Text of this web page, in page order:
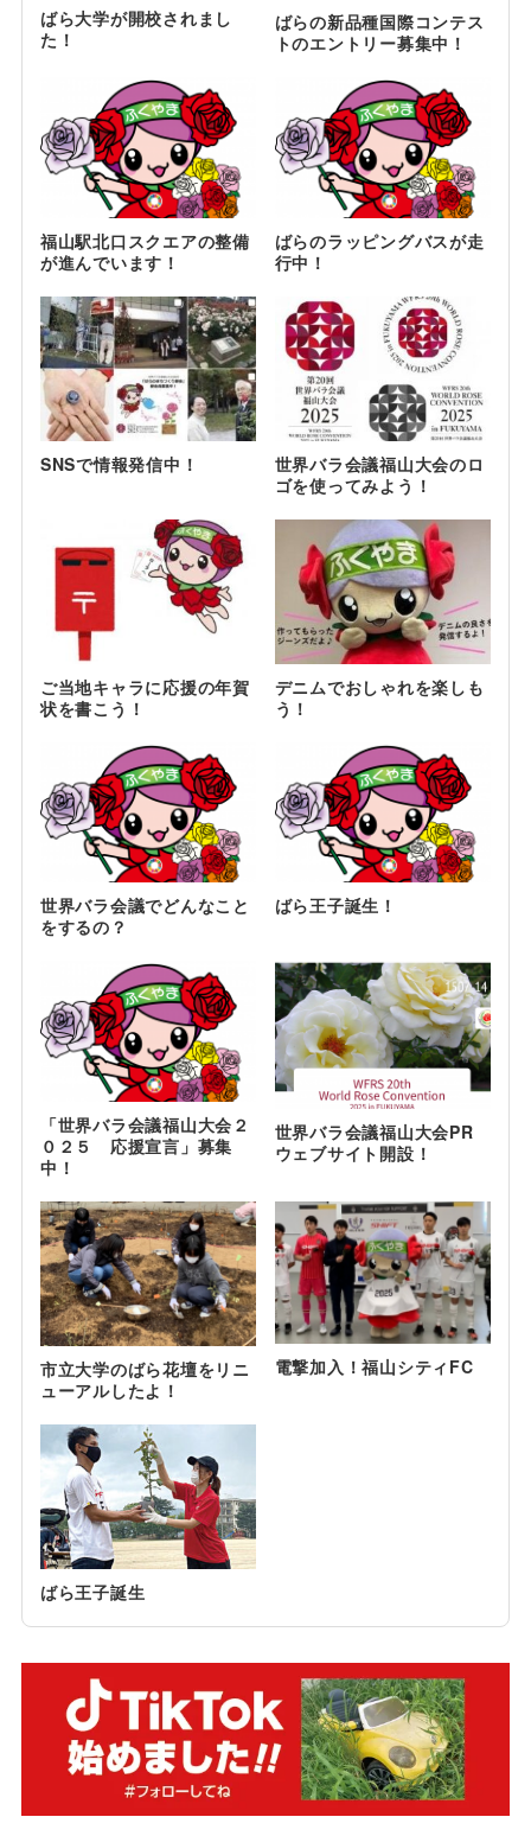
ばら大学が開校されまし
た！
ばらの新品種国際コンテス
トのエントリー募集中！
福山駅北口スクエアの整備
が進んでいます！
ばらのラッピングバスが走
行中！
SNSで情報発信中！
世界バラ会議福山大会のロ
ゴを使ってみよう！
ご当地キャラに応援の年賀
状を書こう！
デニムでおしゃれを楽しも
う！
世界バラ会議でどんなこと
をするの？
ばら王子誕生！
「世界バラ会議福山大会２
０２５ 応援宣言」募集
中！
世界バラ会議福山大会PR
ウェブサイト開設！
市立大学のばら花壇をリニ
ューアルしたよ！
電撃加入！福山シティFC
ばら王子誕生